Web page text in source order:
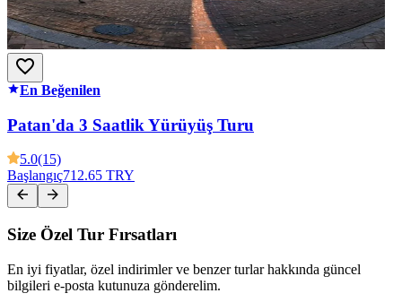
En Beğenilen
Patan'da 3 Saatlik Yürüyüş Turu
5.0(15)
Başlangıç712.65 TRY
Size Özel Tur Fırsatları
En iyi fiyatlar, özel indirimler ve benzer turlar hakkında güncel
bilgileri e-posta kutunuza gönderelim.